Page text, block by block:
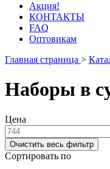
Акция!
КОНТАКТЫ
FAQ
Оптовикам
Главная страница >
Наборы в
Цена
Сортировать по